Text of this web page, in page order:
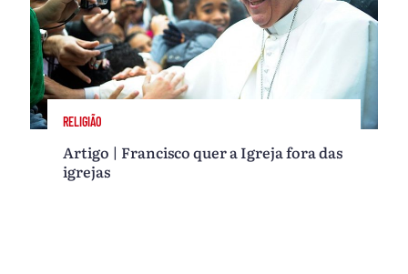
RELIGIÃO
Artigo | Francisco quer a Igreja fora das
igrejas